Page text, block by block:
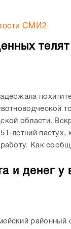
СМИ2
телят
области.
летний пастух,
Как
и денег у
районный